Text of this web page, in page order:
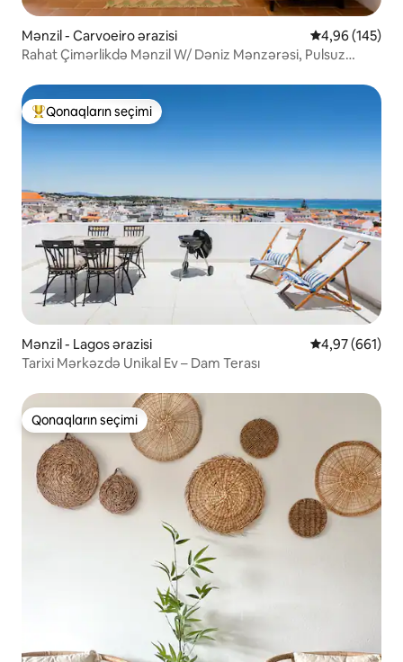
Mənzil - Carvoeiro ərazisi Ortalama
4,96 (145)
Rahat Çimərlikdə Mənzil W/ Dəniz Mənzərəsi, Pulsuz
Populyar "Qonaqların seçimi"
Qonaqların seçimi
Mənzil - Lagos ərazisi Ortalama
4,97 (661)
Tarixi Mərkəzdə Unikal Ev – Dam Terası
Qonaqların seçimi
Qonaqların seçimi